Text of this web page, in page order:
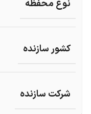
نوع محفظه
کشور سازنده
شرکت سازنده